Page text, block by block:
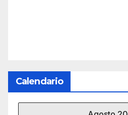
Calendario